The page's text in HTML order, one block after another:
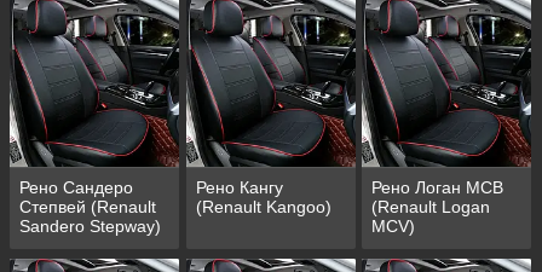
Рено Сандеро
Степвей (Renault
Sandero Stepway)
Рено Кангу
(Renault Kangoo)
Рено Логан МСВ
(Renault Logan
MCV)